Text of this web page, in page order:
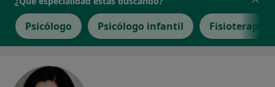
Psicólogo Psicólogo infantil